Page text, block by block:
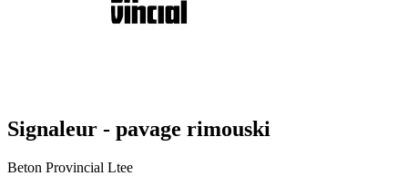
Signaleur - pavage rimouski
Beton Provincial Ltee